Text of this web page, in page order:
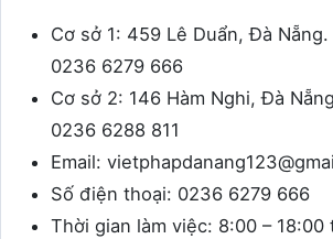
Cơ sở 1: 459 Lê Duẩn, Đà
0236 6279 666
Cơ sở 2: 146 Hàm Nghi, Đà
0236 6288 811
Email:
Số điện thoại: 0236 6279 666
Thời gian làm việc: 8:00 – 18:00